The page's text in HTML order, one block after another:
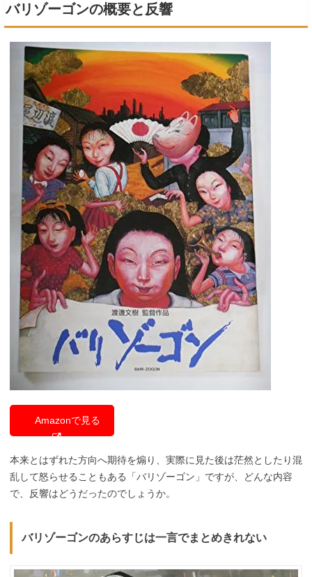
バリゾーゴンの概要と反響
Amazonで見る
本来とはずれた方向へ期待を煽り、実際に見た後は茫然としたり混
乱して怒らせることもある「バリゾーゴン」ですが、どんな内容
で、反響はどうだったのでしょうか。
バリゾーゴンのあらすじは一言でまとめきれない